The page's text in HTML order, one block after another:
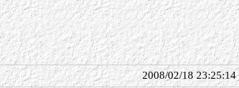
2008/02/18 23:25:14